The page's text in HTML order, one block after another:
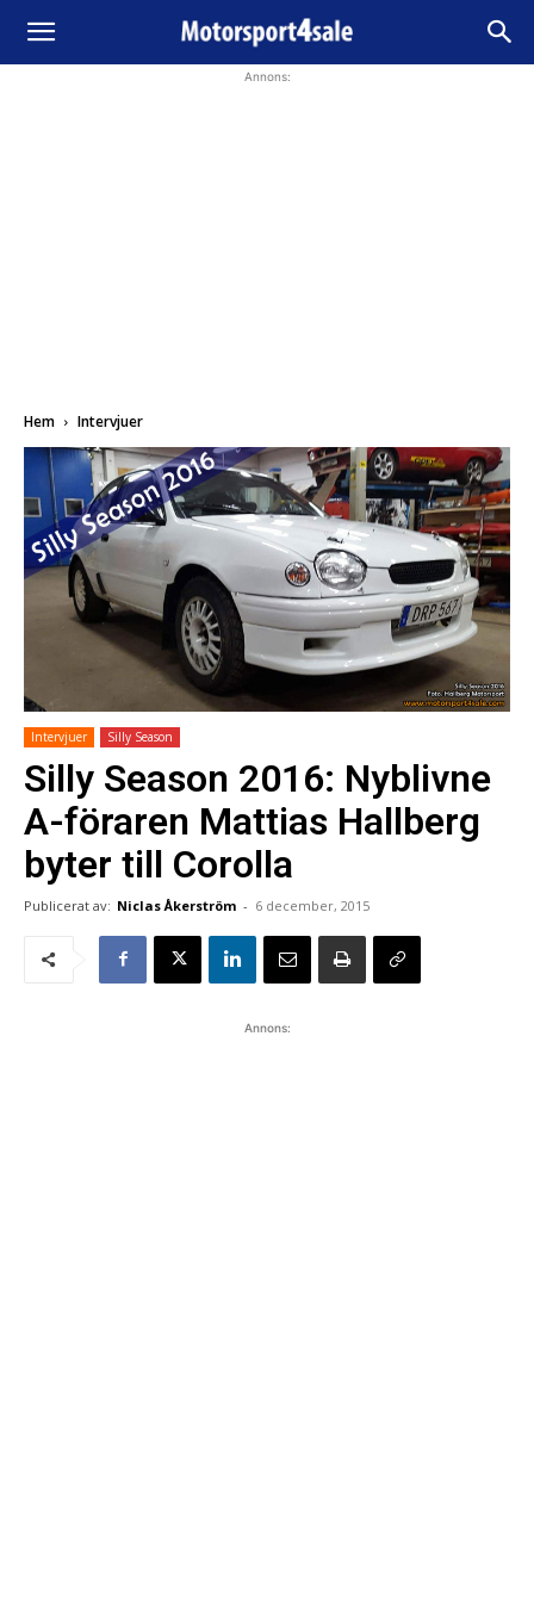
Annons:
Hem Intervjuer
Intervjuer Silly Season
Silly Season 2016: Nyblivne
A-föraren Mattias Hallberg
byter till Corolla
Publicerat av: Niclas Åkerström - 6 december, 2015
Annons: